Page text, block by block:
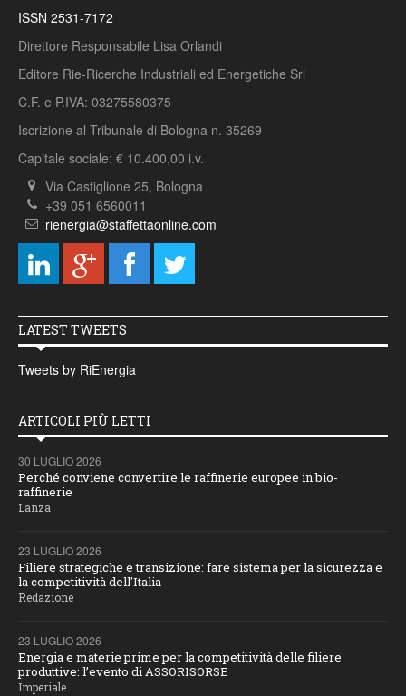
ISSN 2531-7172
Direttore Responsabile Lisa Orlandi
Editore Rie-Ricerche Industriali ed Energetiche Srl
C.F. e P.IVA: 03275580375
Iscrizione al Tribunale di Bologna n. 35269
Capitale sociale: € 10.400,00 i.v.
Via Castiglione 25, Bologna
+39 051 6560011
rienergia@staffettaonline.com
LATEST TWEETS
Tweets by RiEnergia
ARTICOLI PIÙ LETTI
30 LUGLIO 2026
Perché conviene convertire le raffinerie europee in bio-
raffinerie
Lanza
23 LUGLIO 2026
Filiere strategiche e transizione: fare sistema per la sicurezza e
la competitività dell'Italia
Redazione
23 LUGLIO 2026
Energia e materie prime per la competitività delle filiere
produttive: l’evento di ASSORISORSE
Imperiale